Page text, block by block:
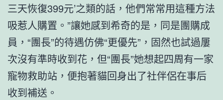
三天恢復399元’之類的話，他們常常用這種方法
吸惹人購置。”讓她感到希奇的是，同是團購成
員，“團長”的待遇仿佛“更優先”，固然也試過屢
次沒有準時收到花，但“團長”她想起四周有一家
寵物救助站，便抱著貓回身出了社伴侶在事后
收到補送。